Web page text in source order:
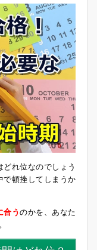
どれ位なのでしょう
で頓挫してしまうか
合うのかを、あなた